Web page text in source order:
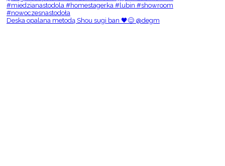
Deska opalana metodą Shou sugi ban 🖤😌 @degm